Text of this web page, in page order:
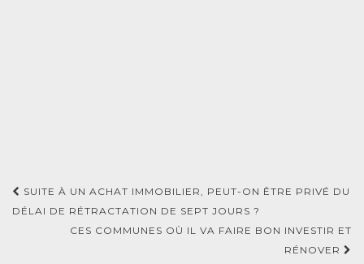
Navigation
d'article
SUITE À UN ACHAT IMMOBILIER, PEUT-ON ÊTRE PRIVÉ DU
DÉLAI DE RÉTRACTATION DE SEPT JOURS ?
CES COMMUNES OÙ IL VA FAIRE BON INVESTIR ET
RÉNOVER